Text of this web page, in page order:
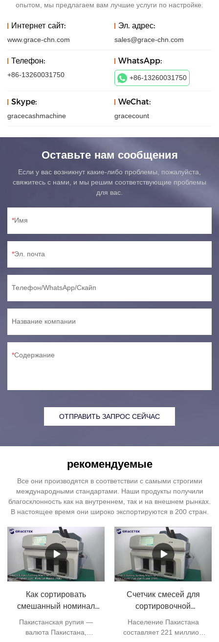
опытом, мы предлагаем вам лучшие услуги по настройке.
Интернет сайт:
www.grace-chn.com
Эл. адрес:
sales@grace-chn.com
Телефон:
+86-13260031750
WhatsApp:
+86-13260031750
Skype:
gracecashmachine
WeChat:
gracecount
Оставьте нам сообщения
Если у вас возникнут какие-либо проблемы, пожалуйста,
свяжитесь с нами, и мы решим соответствующие проблемы
для вас.
Имя
Эл. почта
Телефон/WhatsApp/Скайп
Название компании
Содержание
ОТПРАВИТЬ ЗАПРОС СЕЙЧАС
рекомендуемые
Все они производятся в соответствии с самыми строгими
международными стандартами. Наши продукты получили
благосклонность как на внутреннем, так и на внешнем рынках.
В настоящее время они широко экспортируются в 200 стран.
Как сортировать
смешанный номинал
пакистанских рупий?
Пакистанская рупия —
валюта Пакистана,
Счетчик смесей для
сортировочной
машины для
пакистанских рупий
Население Пакистана
составляет 221 миллион